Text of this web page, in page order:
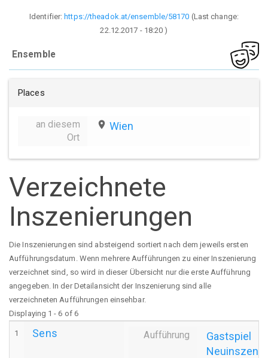
Identifier:https://theadok.at/ensemble/58170 (Last change:
22.12.2017 - 18:20 )
Ensemble
Places
an diesem
Ort
place Wien
Verzeichnete
Inszenierungen
Die Inszenierungen sind absteigend sortiert nach dem jeweils ersten
Aufführungsdatum. Wenn mehrere Aufführungen zu einer Inszenierung
verzeichnet sind, so wird in dieser Übersicht nur die erste Aufführung
angegeben. In der Detailansicht der Inszenierung sind alle
verzeichneten Aufführungen einsehbar.
Displaying 1 - 6 of 6
1 Sens Aufführung
Gastspiel